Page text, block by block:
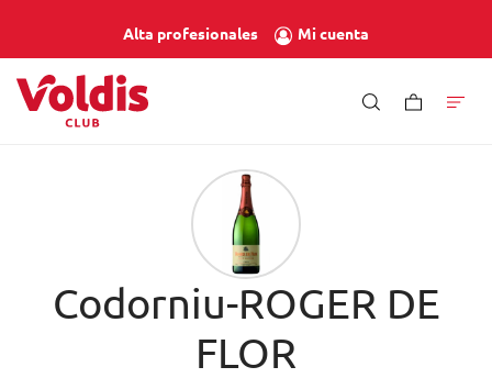
Alta profesionales Mi cuenta
Codorniu-ROGER DE
FLOR